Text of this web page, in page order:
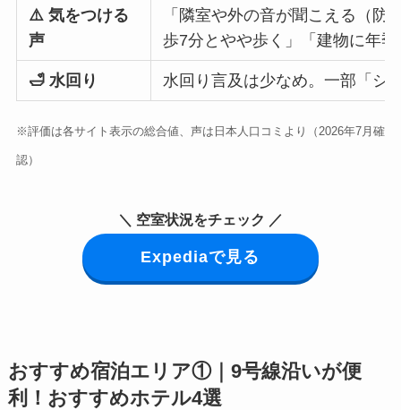
⚠️ 気をつける
声
「隣室や外の音が聞こえる（
歩7分とやや歩く」「建物に年
🛁 水回り 水回り言及は少なめ。一部「シ
※評価は各サイト表示の総合値、声は日本人口コミより（2026年7月確
認）
＼ 空室状況をチェック ／
Expediaで見る
おすすめ宿泊エリア①｜9号線沿いが便
利！おすすめホテル4選